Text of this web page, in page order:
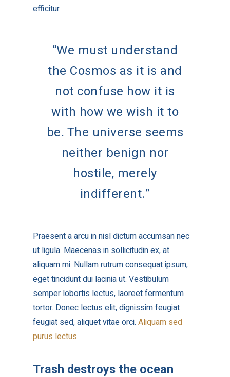
efficitur.
“We must understand
the Cosmos as it is and
not confuse how it is
with how we wish it to
be. The universe seems
neither benign nor
hostile, merely
indifferent.”
Praesent a arcu in nisl dictum accumsan nec
ut ligula. Maecenas in sollicitudin ex, at
aliquam mi. Nullam rutrum consequat ipsum,
eget tincidunt dui lacinia ut. Vestibulum
semper lobortis lectus, laoreet fermentum
tortor. Donec lectus elit, dignissim feugiat
feugiat sed, aliquet vitae orci. Aliquam sed
purus lectus.
Trash destroys the ocean